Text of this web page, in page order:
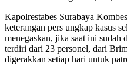
Kapolrestabes Surabaya
keterangan pers ungkap kasus
menegaskan, jika saat ini sudah
terdiri dari 23 personel, dari
digerakkan setiap hari untuk